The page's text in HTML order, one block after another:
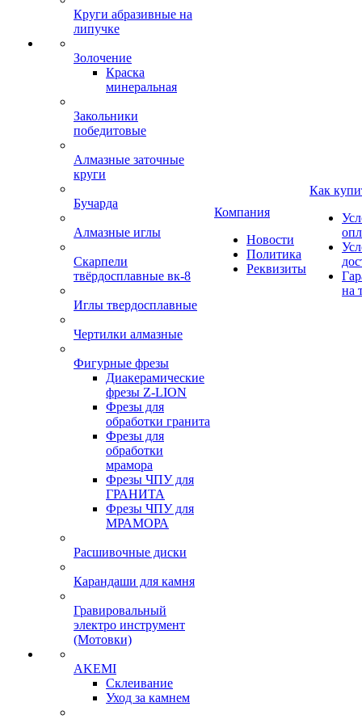
Круги абразивные на
липучке
Золочение
Краска
минеральная
Закольники
победитовые
Алмазные заточные
круги
Бучарда
Алмазные иглы
Скарпели
твёрдосплавные вк-8
Иглы твердосплавные
Чертилки алмазные
Фигурные фрезы
Диакерамические
фрезы Z-LION
Фрезы для
обработки гранита
Фрезы для
обработки
мрамора
Фрезы ЧПУ для
ГРАНИТА
Фрезы ЧПУ для
МРАМОРА
Расшивочные диски
Карандаши для камня
Гравировальный
электро инструмент
(Мотовки)
AKEMI
Склеивание
Уход за камнем
Компания
Новости
Политика
Реквизиты
Как
на